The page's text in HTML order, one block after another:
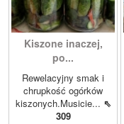
Kiszone inaczej,
po...
Rewelacyjny smak i
chrupkość ogórków
kiszonych.Musicie... ⇖
309